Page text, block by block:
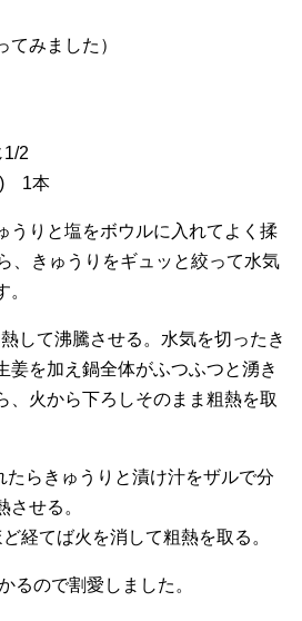
みました）
2
) 1本
りと塩をボウルに入れてよく揉
、きゅうりをギュッと絞って水気
して沸騰させる。水気を切ったき
姜を加え鍋全体がふつふつと湧き
、火から下ろしそのまま粗熱を取
たらきゅうりと漬け汁をザルで分
させる。
経てば火を消して粗熱を取る。
るので割愛しました。